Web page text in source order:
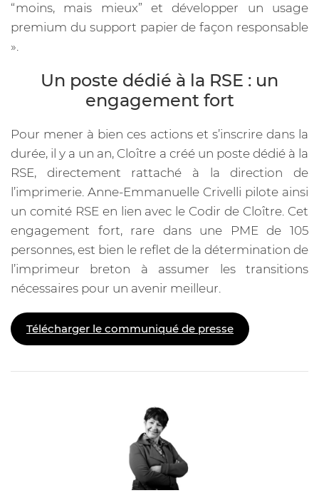
“moins, mais mieux” et développer un usage
premium du support papier de façon responsable
».
Un poste dédié à la RSE : un
engagement fort
Pour mener à bien ces actions et s’inscrire dans la
durée, il y a un an, Cloître a créé un poste dédié à la
RSE, directement rattaché à la direction de
l’imprimerie. Anne-Emmanuelle Crivelli pilote ainsi
un comité RSE en lien avec le Codir de Cloître. Cet
engagement fort, rare dans une PME de 105
personnes, est bien le reflet de la détermination de
l’imprimeur breton à assumer les transitions
nécessaires pour un avenir meilleur.
Télécharger le communiqué de presse